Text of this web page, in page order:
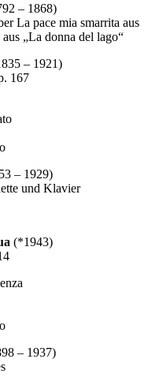
– 1868)
La pace mia smarrita aus
„La donna del lago“
– 1921)
167
– 1929)
und Klavier
(*1943)
– 1937)